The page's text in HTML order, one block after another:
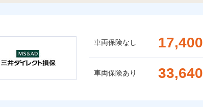
車両保険なし 17,400
車両保険あり 33,640